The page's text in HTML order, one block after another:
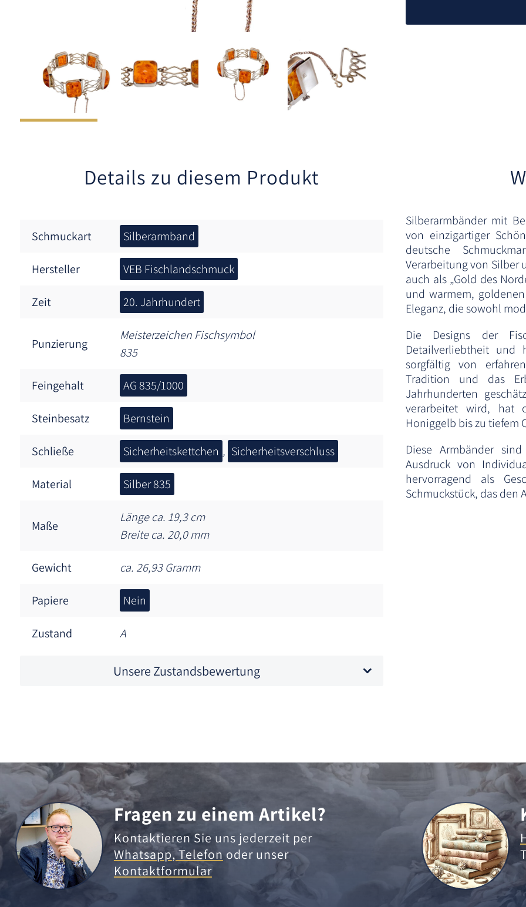
Details zu diesem Produkt
Schmuckart Silberarmband
Hersteller VEB Fischlandschmuck
Zeit 20. Jahrhundert
Punzierung
Meisterzeichen Fischsymbol
835
Feingehalt AG 835/1000
Steinbesatz Bernstein
Schließe Sicherheitskettchen , Sicherheitsverschluss
Material Silber 835
Maße
Länge ca. 19,3 cm
Breite ca. 20,0 mm
Gewicht ca. 26,93 Gramm
Papiere Nein
Zustand A
Unsere Zustandsbewertung
Silberarmbänder mit
von einzigartiger
deutsche
Verarbeitung von Silber
auch als „Gold des
und warmem,
Eleganz, die sowohl
Die Designs der
Detailverliebtheit und
sorgfältig von
Tradition und das
Jahrhunderten
verarbeitet wird, hat
Honiggelb bis zu tiefem
Diese Armbänder
Ausdruck von
hervorragend als
Schmuckstück, das den
Fragen zu einem Artikel?
Kontaktieren Sie uns jederzeit per
Whatsapp,Telefonoder unser
Kontaktformular